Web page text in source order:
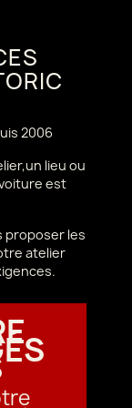
2006
lieu ou
est
proposer les
atelier